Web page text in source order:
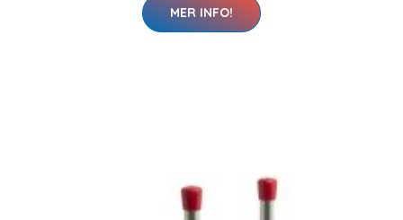
MER INFO!